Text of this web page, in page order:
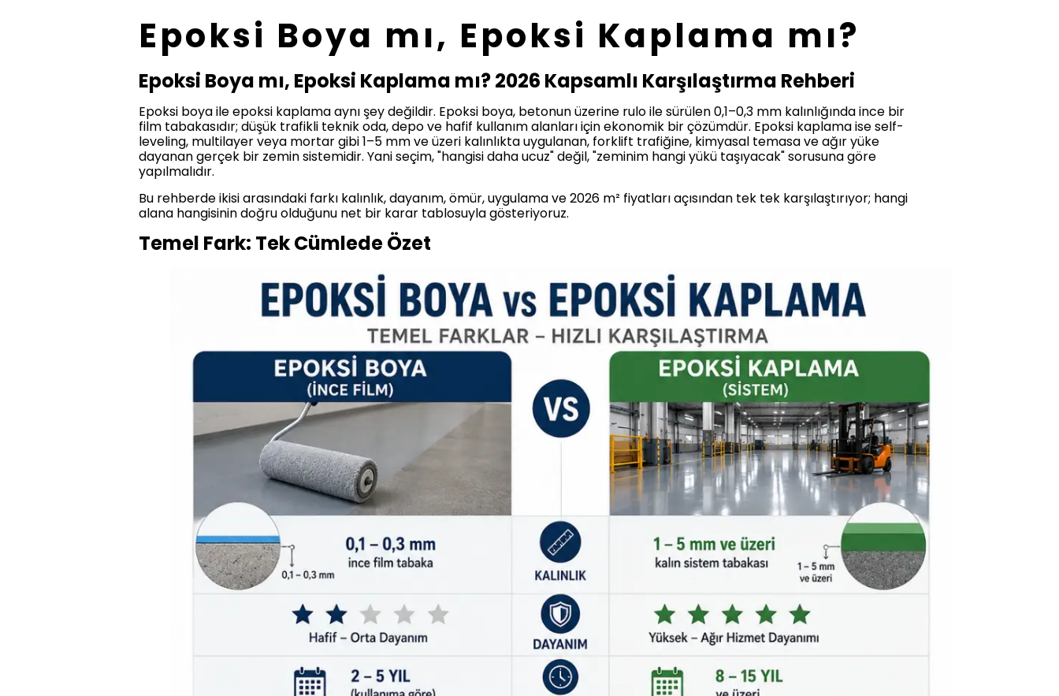
Epoksi Boya mı, Epoksi Kaplama mı?
Epoksi Boya mı, Epoksi Kaplama mı? 2026 Kapsamlı Karşılaştırma Rehberi
Epoksi boya ile epoksi kaplama aynı şey değildir. Epoksi boya, betonun üzerine rulo ile sürülen 0,1–0,3 mm kalınlığında ince bir
film tabakasıdır; düşük trafikli teknik oda, depo ve hafif kullanım alanları için ekonomik bir çözümdür. Epoksi kaplama ise self-
leveling, multilayer veya mortar gibi 1–5 mm ve üzeri kalınlıkta uygulanan, forklift trafiğine, kimyasal temasa ve ağır yüke
dayanan gerçek bir zemin sistemidir. Yani seçim, "hangisi daha ucuz" değil, "zeminim hangi yükü taşıyacak" sorusuna göre
yapılmalıdır.
Bu rehberde ikisi arasındaki farkı kalınlık, dayanım, ömür, uygulama ve 2026 m² fiyatları açısından tek tek karşılaştırıyor; hangi
alana hangisinin doğru olduğunu net bir karar tablosuyla gösteriyoruz.
Temel Fark: Tek Cümlede Özet